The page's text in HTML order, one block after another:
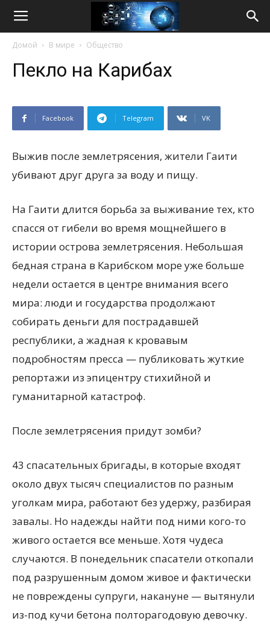
Life
Домой В мире Общество
Пекло на Карибах
Facebook Telegram VK
Выжив после землетрясения, жители Гаити
убивают друг друга за воду и пищу.
На Гаити длится борьба за выживание тех, кто
спасся от гибели во время мощнейшего в
истории острова землетрясения. Небольшая
бедная страна в Карибском море уже больше
недели остается в центре внимания всего
мира: люди и государства продолжают
собирать деньги для пострадавшей
республики, а жадная к кровавым
подробностям пресса — публиковать жуткие
репортажи из эпицентру стихийной и
гуманитарной катастроф.
После землетрясения придут зомби?
43 спасательных бригады, в которые входят
около двух тысяч специалистов по разным
уголкам мира, работают без удержу, разбирая
завалы. Но надежды найти под ними кого-то
живого остается все меньше. Хотя чудеса
случаются. В понедельник спасатели откопали
под разрушенным домом живое и фактически
не повреждены супруги, накануне — вытянули
из-под кучи бетона полторагодовую девочку.